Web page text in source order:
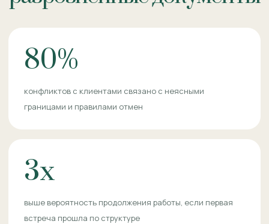
80%
конфликтов с клиентами связано с неясными
границами и правилами отмен
3x
выше вероятность продолжения работы, если первая
встреча прошла по структуре